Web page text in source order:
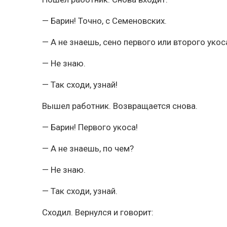
— Барин! Точно, с Семеновских.
— А не знаешь, сено первого или второго
— Не знаю.
— Так сходи, узнай!
Вышел работник. Возвращается снова.
— Барин! Первого укоса!
— А не знаешь, по чем?
— Не знаю.
— Так сходи, узнай.
Сходил. Вернулся и говорит: